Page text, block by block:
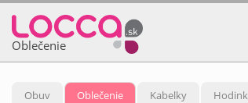
Oblečenie
Obuv Oblečenie Kabelky